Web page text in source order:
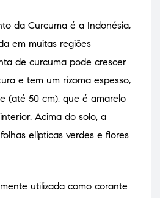
da Curcuma é a Indonésia,
em muitas regiões
de curcuma pode crescer
e tem um rizoma espesso,
(até 50 cm), que é amarelo
Acima do solo, a
elípticas verdes e flores
utilizada como corante